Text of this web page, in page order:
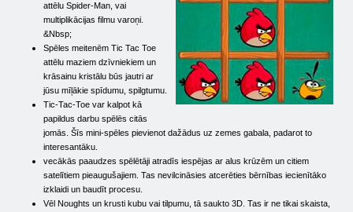
attēlu Spider-Man, vai
multiplikācijas filmu varoņi.
&Nbsp;
Spēles meitenēm Tic Tac Toe
attēlu maziem dzīvniekiem un
krāsainu kristālu būs jautri ar
jūsu mīļākie spīdumu, spilgtumu.
Tic-Tac-Toe var kalpot kā
papildus darbu spēlēs citās
jomās. Šīs mini-spēles pievienot dažādus uz zemes gabala, padarot to
interesantāku.
vecākās paaudzes spēlētāji atradīs iespējas ar alus krūzēm un citiem
satelītiem pieaugušajiem. Tas nevilcināsies atcerēties bērnības iecienītāko
izklaidi un baudīt procesu.
Vēl Noughts un krusti kubu vai tilpumu, tā saukto 3D. Tas ir ne tikai skaista,